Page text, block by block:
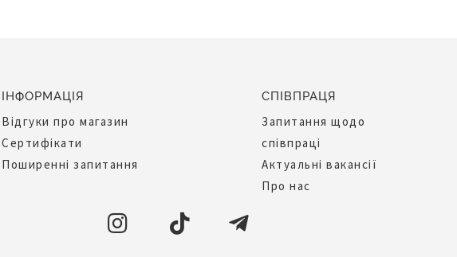
ІНФОРМАЦІЯ
Відгуки про магазин
Сертифікати
Поширенні запитання
СПІВПРАЦЯ
Запитання щодо
співпраці
Актуальні вакансії
Про нас